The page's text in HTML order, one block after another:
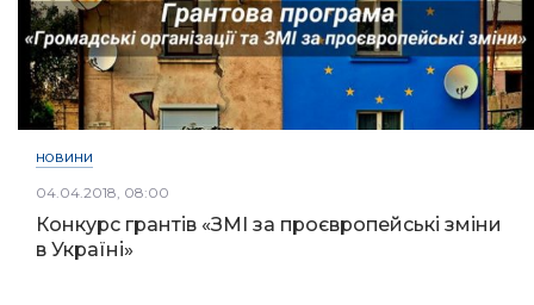
НОВИНИ
04.04.2018, 08:00
Конкурс грантів «ЗМІ за проєвропейські зміни
в Україні»